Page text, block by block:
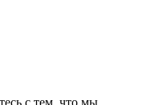
с тем, что мы